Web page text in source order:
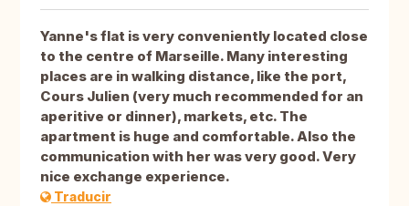
Yanne's flat is very conveniently located close
to the centre of Marseille. Many interesting
places are in walking distance, like the port,
Cours Julien (very much recommended for an
aperitive or dinner), markets, etc. The
apartment is huge and comfortable. Also the
communication with her was very good. Very
nice exchange experience.
Traducir